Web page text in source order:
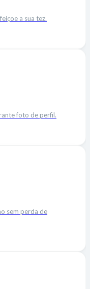
a sua tez.
foto de perfil.
sem perda de